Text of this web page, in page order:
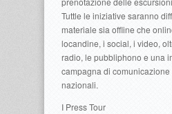
Tuttle le iniziative saranno
materiale sia offline che
locandine, i social, i video,
radio, le pubbliphono e una
campagna di
nazionali.
I Press Tour